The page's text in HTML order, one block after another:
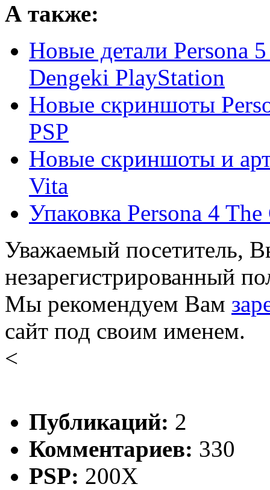
А также:
Новые детали Persona
Dengeki PlayStation
Новые скриншоты
PSP
Новые скриншоты и
Vita
Упаковка Persona 4
Уважаемый посетитель,
незарегистрированный
Мы рекомендуем Вам
сайт под своим именем.
<
Публикаций: 2
Комментариев: 330
PSP: 200X